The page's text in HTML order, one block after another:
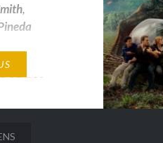
,
: des
ou des